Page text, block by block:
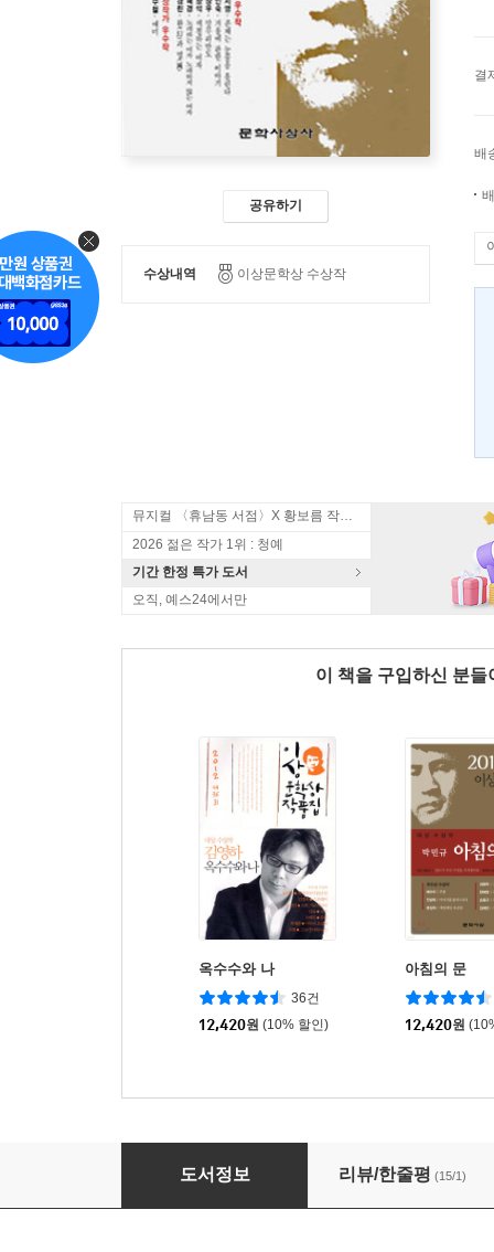
공유하기
수상내역 이상문학상 수상작
결
배
뮤지컬 〈휴남동 서점〉X 황보름 작가 북토크
2026 젊은 작가 1위 : 청예
기간 한정 특가 도서
오직, 예스24에서만
이 책을 구입하신 분
옥수수와 나
36건
12,420원 (10% 할인)
아침의 문
12,420원
아내의 상자 외
도서정보 리뷰/한줄평 (15/1)